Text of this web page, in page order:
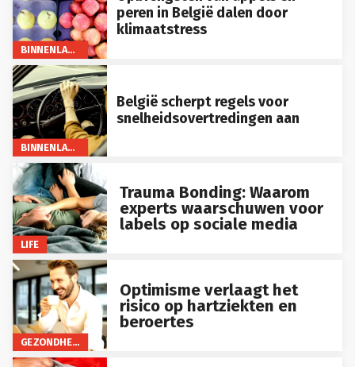
BINNENLAND
peren in België dalen door
klimaatstress
BINNENLAND
België scherpt regels voor
snelheidsovertredingen aan
LIFE
Trauma Bonding: Waarom
experts waarschuwen voor
labels op sociale media
GEZONDHEID
Optimisme verlaagt het
risico op hartziekten en
beroertes